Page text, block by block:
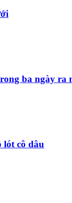
ba ngày ra
cô dâu